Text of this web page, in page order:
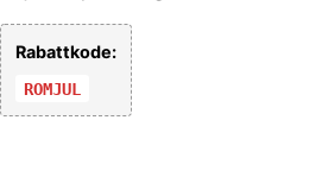
Rabattkode:
ROMJUL